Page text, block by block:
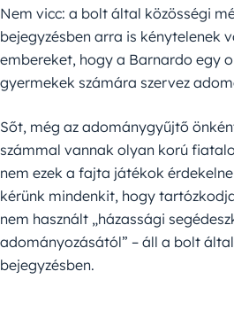
Nem vicc: a bolt által közösségi
bejegyzésben arra is kénytelenek
embereket, hogy a Barnardo egy
gyermekek számára szervez
Sőt, még az adománygyűjtő
számmal vannak olyan korú
nem ezek a fajta játékok
kérünk mindenkit, hogy
nem használt „házassági
adományozásától” – áll a bolt
bejegyzésben.